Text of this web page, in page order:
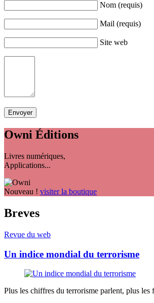
Nom (requis)
Mail (requis)
Site web
Owni Éditions
Livres numériques,
Applications...
Nouveau ! visiter la boutique
Breves
Revue du web
Un indice mondial du terrorisme
Plus les chiffres du terrorisme parlent, plus